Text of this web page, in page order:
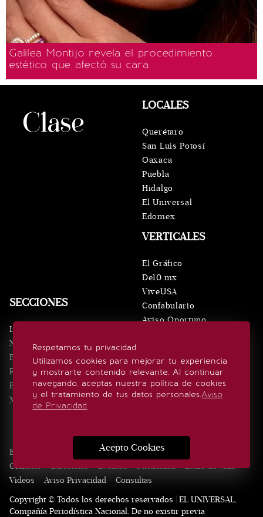
Galilea Montijo revela el procedimiento
estético que afectó su cara
Respetamos tu privacidad
Utilizamos cookies para mejorar tu experiencia
y mostrarte contenido relevante. Al continuar
navegando, aceptas nuestra política de cookies
y el tratamiento de tus datos personales.Aviso
de Privacidad.
Acepto Cookies
SECCIONES
Inicio
Noticias
Eventos
Realeza
Estilo de vida
Minuto x Minuto
VERTICALES
El Gráfico
De10.mx
ViveUSA
Confabulario
Aviso Oportuno
LOCALES
Querétaro
San Luis Potosí
Oaxaca
Puebla
Hidalgo
El Universal
Edomex
SÍGUENOS
Edición Impresa Noticias Quiénes somos
Contacto
Directorio Eventos Publicidad
Estilo de vida
Videos
Aviso Privacidad
Consultas
Copyright © Todos los derechos reservados | EL UNIVERSAL,
Compañía Periodística Nacional. De no existir previa